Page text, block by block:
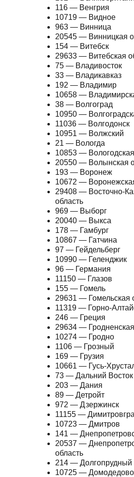
116 — Венгрия
10719 — Видное
963 — Винница
20545 — Винницкая
154 — Витебск
29633 — Витебская
75 — Владивосток
33 — Владикавказ
192 — Владимир
10658 —
38 — Волгоград
10950 —
11036 — Волгодонск
10951 — Волжский
21 — Вологда
10853 —
20550 — Волынская
193 — Воронеж
10672 —
29408 — Восточно-
область
969 — Выборг
20040 — Выкса
178 — Гамбург
10867 — Гатчина
97 — Гейдельберг
10990 — Геленджик
96 — Германия
11150 — Глазов
155 — Гомель
29631 — Гомельская
11319 — Горно-
246 — Греция
29634 —
10274 — Гродно
1106 — Грозный
169 — Грузия
10661 — Гусь-
73 — Дальний Восток
203 — Дания
89 — Детройт
972 — Дзержинск
11155 —
10723 — Дмитров
141 —
20537 —
область
214 — Долгопрудный
10725 — Домодедово